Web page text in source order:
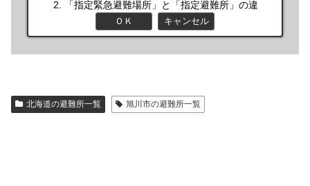
北海道の避難所一覧 旭川市の避難所一覧